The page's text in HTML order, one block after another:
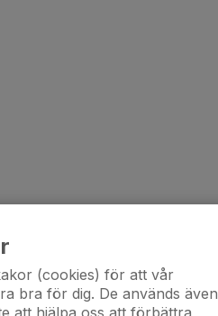
(cookies) för att vår
bra för dig. De används även
att hjälpa oss att förbättra